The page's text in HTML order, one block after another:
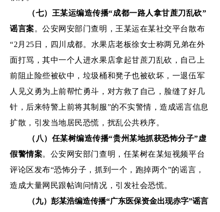
（七）王某运编造传播“成都一路人拿甘蔗刀乱砍”
谣言案。公安网安部门查明，王某运在某社交平台散布
“2月25日，四川成都。水果店老板徐女士称两兄弟在外
面打骂，其中一个人进水果店拿起甘蔗刀乱砍，自己上
前阻止险些被砍中，垃圾桶和凳子也被砍坏，一退伍军
人见义勇为上前帮忙勇斗，对方救了自己，脸缝了好几
针，后来特警上前将其制服”的不实警情，造成谣言信息
扩散，引发当地居民恐慌，扰乱公共秩序。
（八）任某树编造传播“贵州某地抓获恐怖分子”虚
假警情案。公安网安部门查明，任某树在某短视频平台
评论区发布“恐怖分子，抓到一个，跑掉两个”的谣言，
造成大量网民跟帖询问情况，引发社会恐慌。
（九）彭某浩编造传播“广东医保资金出现赤字”谣言